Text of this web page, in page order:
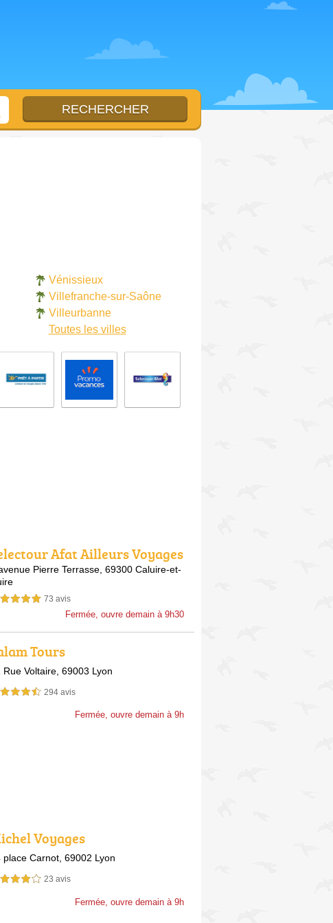
Vénissieux
Villefranche-sur-Saône
Villeurbanne
Toutes les villes
Afat Ailleurs Voyages
Pierre Terrasse, 69300 Caluire-et-
étoiles sur 5 73 avis
Fermée, ouvre demain à 9h30
Tours
Rue Voltaire, 69003 Lyon
étoiles sur 5 294 avis
Fermée, ouvre demain à 9h
Voyages
place Carnot, 69002 Lyon
étoiles sur 5 23 avis
Fermée, ouvre demain à 9h